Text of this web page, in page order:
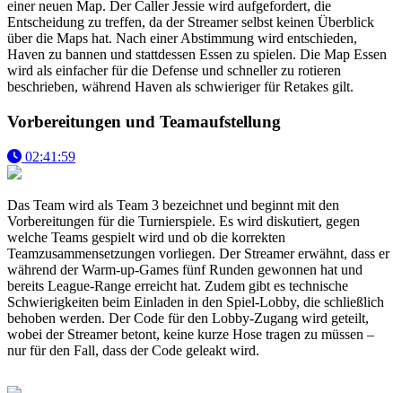
einer neuen Map. Der Caller Jessie wird aufgefordert, die
Entscheidung zu treffen, da der Streamer selbst keinen Überblick
über die Maps hat. Nach einer Abstimmung wird entschieden,
Haven zu bannen und stattdessen Essen zu spielen. Die Map Essen
wird als einfacher für die Defense und schneller zu rotieren
beschrieben, während Haven als schwieriger für Retakes gilt.
Vorbereitungen und Teamaufstellung
02:41:59
Das Team wird als Team 3 bezeichnet und beginnt mit den
Vorbereitungen für die Turnierspiele. Es wird diskutiert, gegen
welche Teams gespielt wird und ob die korrekten
Teamzusammensetzungen vorliegen. Der Streamer erwähnt, dass er
während der Warm-up-Games fünf Runden gewonnen hat und
bereits League-Range erreicht hat. Zudem gibt es technische
Schwierigkeiten beim Einladen in den Spiel-Lobby, die schließlich
behoben werden. Der Code für den Lobby-Zugang wird geteilt,
wobei der Streamer betont, keine kurze Hose tragen zu müssen –
nur für den Fall, dass der Code geleakt wird.